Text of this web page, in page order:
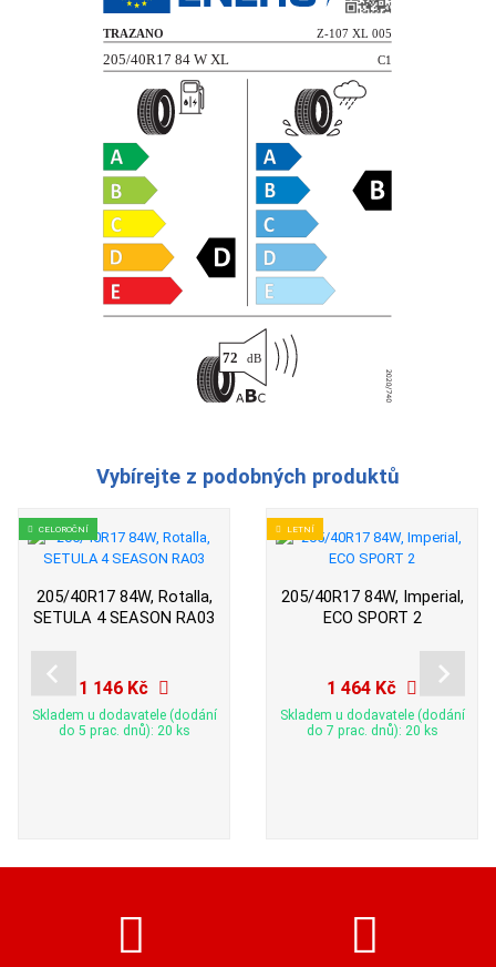
Vybírejte z podobných produktů
CELOROČNÍ
205/40R17 84W, Rotalla,
SETULA 4 SEASON RA03
1 146 Kč
Skladem u dodavatele (dodání
do 5 prac. dnů): 20 ks
LETNÍ
205/40R17 84W, Imperial,
ECO SPORT 2
1 464 Kč
Skladem u dodavatele (dodání
do 7 prac. dnů): 20 ks